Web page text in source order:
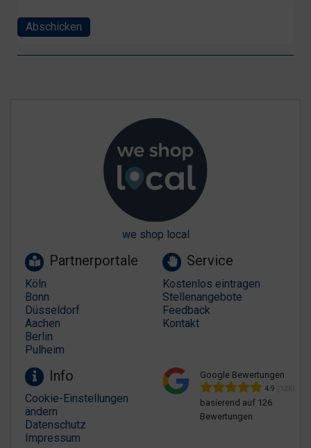
Abschicken
we shop local
Partnerportale
Köln
Bonn
Düsseldorf
Aachen
Berlin
Pulheim
Service
Kostenlos eintragen
Stellenangebote
Feedback
Kontakt
Info
Cookie-Einstellungen
ändern
Datenschutz
Impressum
Google Bewertungen
4.9 (126)
basierend auf 126
Bewertungen